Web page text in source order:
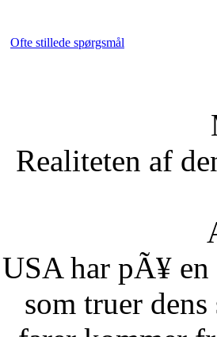
Ofte stillede spørgsmål
Realiteten af
USA har pÃ¥ en
som truer